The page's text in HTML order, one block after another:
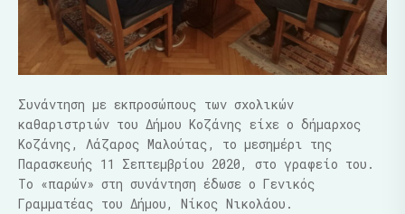
Συνάντηση με εκπροσώπους των σχολικών
καθαριστριών του Δήμου Κοζάνης είχε ο δήμαρχος
Κοζάνης, Λάζαρος Μαλούτας, το μεσημέρι της
Παρασκευής 11 Σεπτεμβρίου 2020, στο γραφείο του.
Το «παρών» στη συνάντηση έδωσε ο Γενικός
Γραμματέας του Δήμου, Νίκος Νικολάου.